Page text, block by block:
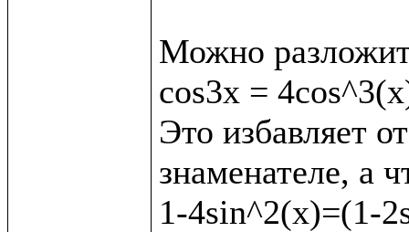
Можно
cos3x =
Это избавляет
знаменателе, а
1-4sin^2(x)=(1-